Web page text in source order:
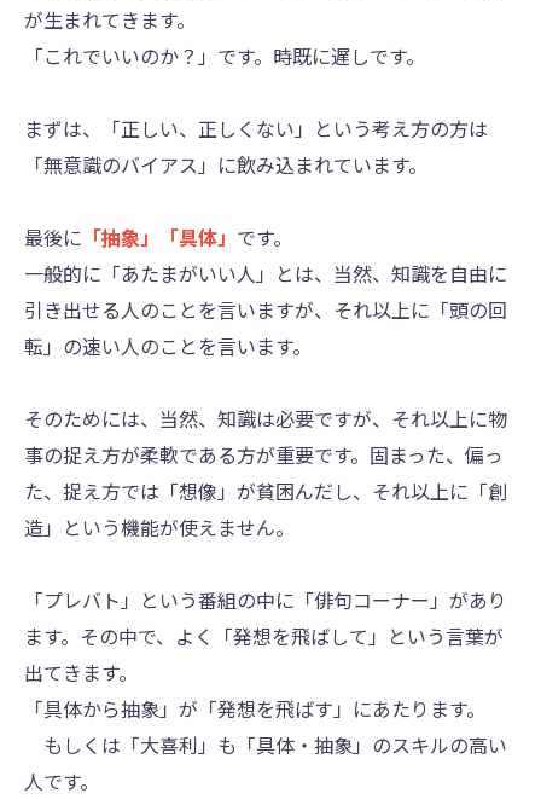
が生まれてきます。
「これでいいのか？」です。時既に遅しです。
まずは、「正しい、正しくない」という考え方の方は
「無意識のバイアス」に飲み込まれています。
最後に 「抽象」「具体」 です。
一般的に「あたまがいい人」とは、当然、知識を自由に
引き出せる人のことを言いますが、それ以上に「頭の回
転」の速い人のことを言います。
そのためには、当然、知識は必要ですが、それ以上に物
事の捉え方が柔軟である方が重要です。固まった、偏っ
た、捉え方では「想像」が貧困んだし、それ以上に「創
造」という機能が使えません。
「プレバト」という番組の中に「俳句コーナー」があり
ます。その中で、よく「発想を飛ばして」という言葉が
出てきます。
「具体から抽象」が「発想を飛ばす」にあたります。
もしくは「大喜利」も「具体・抽象」のスキルの高い
人です。